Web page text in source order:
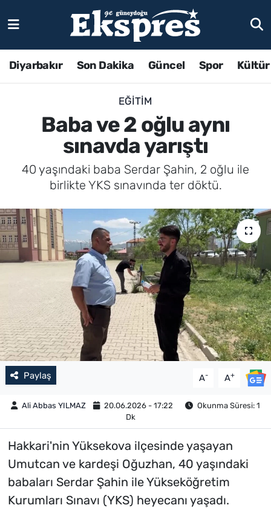
Diyarbakır Son Dakika Güncel Spor
EĞITIM
Baba ve 2 oğlu aynı
sınavda yarıştı
40 yaşındaki baba Serdar Şahin, 2 oğlu ile
birlikte YKS sınavında ter döktü.
Paylaş A- A+
Ali Abbas YILMAZ 20.06.2026 - 17:22
Okunma Süresi: 1
Dk
Hakkari'nin Yüksekova ilçesinde yaşayan
Umutcan ve kardeşi Oğuzhan, 40 yaşındaki
babaları Serdar Şahin ile Yükseköğretim
Kurumları Sınavı (YKS) heyecanı yaşadı.